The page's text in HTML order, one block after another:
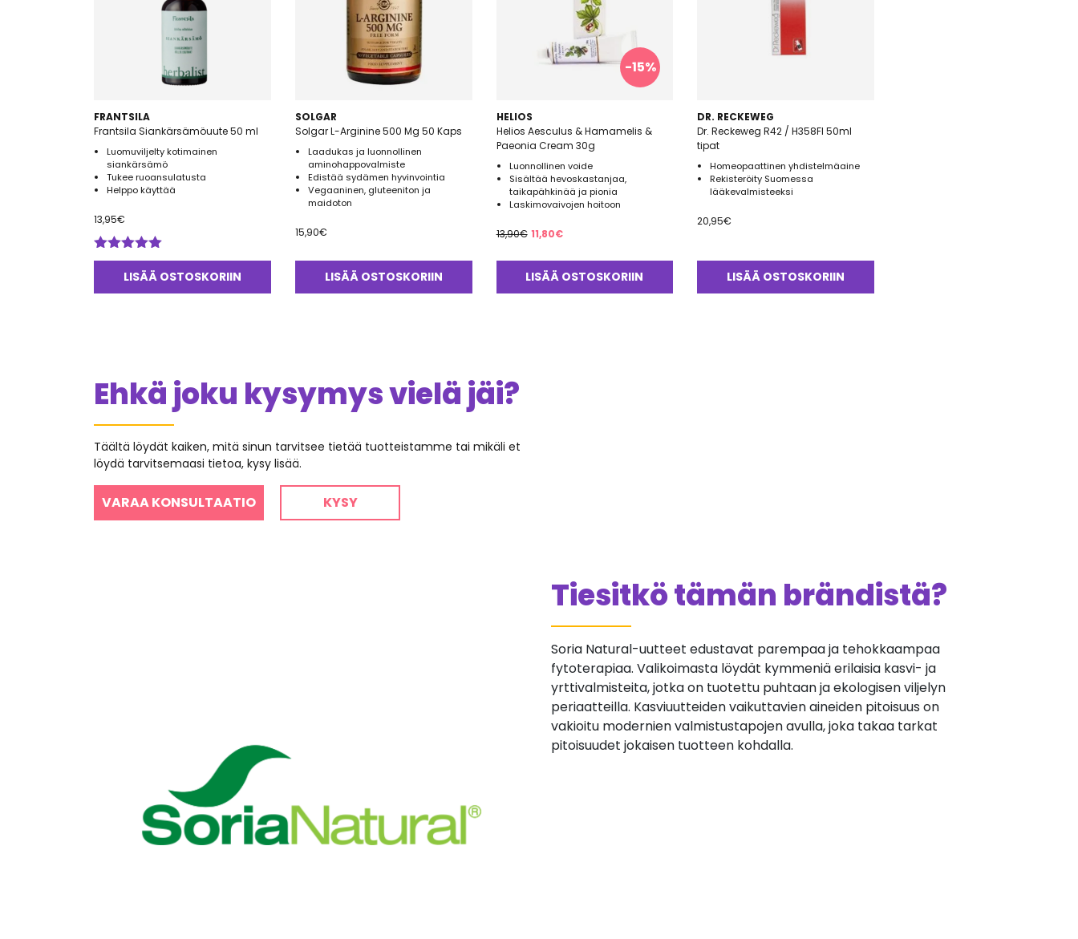
FRANTSILA
Frantsila Siankärsämöuute 50 ml
Luomuviljelty kotimainen
siankärsämö
Tukee ruoansulatusta
Helppo käyttää
13,95€
Arvostelu
tuotteesta:
LISÄÄ OSTOSKORIIN
SOLGAR
Solgar L-Arginine 500 Mg 50 Kaps
Laadukas ja luonnollinen
aminohappovalmiste
Edistää sydämen hyvinvointia
Vegaaninen, gluteeniton ja
maidoton
15,90€
LISÄÄ OSTOSKORIIN
-15%
HELIOS
Helios Aesculus & Hamamelis &
Paeonia Cream 30g
Luonnollinen voide
Sisältää hevoskastanjaa,
taikapähkinää ja pionia
Laskimovaivojen hoitoon
13,90€ Alkuperäinen
oli:
13,90€.
11,80€Nykyinen
on:
11,80€.
LISÄÄ OSTOSKORIIN
DR. RECKEWEG
Dr. Reckeweg R42 / H358FI 50ml
tipat
Homeopaattinen yhdistelmäaine
Rekisteröity Suomessa
lääkevalmisteeksi
20,95€
LISÄÄ OSTOSKORIIN
Ehkä joku kysymys vielä jäi?
Täältä löydät kaiken, mitä sinun tarvitsee tietää tuotteistamme tai mikäli et
löydä tarvitsemaasi tietoa, kysy lisää.
VARAA KONSULTAATIO KYSY
Tiesitkö tämän brändistä?
Soria Natural-uutteet edustavat parempaa ja tehokkaampaa
fytoterapiaa. Valikoimasta löydät kymmeniä erilaisia kasvi- ja
yrttivalmisteita, jotka on tuotettu puhtaan ja ekologisen viljelyn
periaatteilla. Kasviuutteiden vaikuttavien aineiden pitoisuus on
vakioitu modernien valmistustapojen avulla, joka takaa tarkat
pitoisuudet jokaisen tuotteen kohdalla.